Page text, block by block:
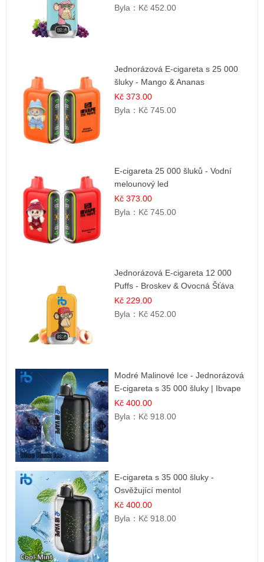
Byla： Kč 452.00
Jednorázová E-cigareta s 25 000
šluky - Mango & Ananas
Kč 373.00
Byla： Kč 745.00
E-cigareta 25 000 šluků - Vodní
melounový led
Kč 373.00
Byla： Kč 745.00
Jednorázová E-cigareta 12 000
Puffs - Broskev & Ovocná Šťáva
Kč 229.00
Byla： Kč 452.00
Modré Malinové Ice - Jednorázová
E-cigareta s 35 000 šluky | Ibvape
Kč 400.00
Byla： Kč 918.00
E-cigareta s 35 000 šluky -
Osvěžující mentol
Kč 400.00
Byla： Kč 918.00